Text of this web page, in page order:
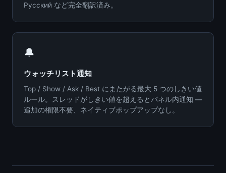
Русский など完全翻訳済み。
🔔
ウォッチリスト通知
Top / Show / Ask / Best にまたがる最大 5 つのしきい値
ルール。スレッドがしきい値を超えるとパネル内通知 —
追加の権限不要、ネイティブポップアップなし。